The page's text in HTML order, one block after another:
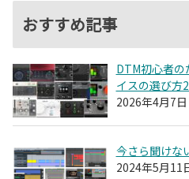
おすすめ記事
DTM初心者の
イスの選び方
2026年4月7日
今さら聞けな
2024年5月11